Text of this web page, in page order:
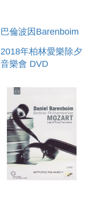
巴倫波因Barenboim
2018年柏林愛樂除夕
音樂會 DVD
PHILHARMONIKER
- NEW YEAR S EVE
CONCERT
2018/2019